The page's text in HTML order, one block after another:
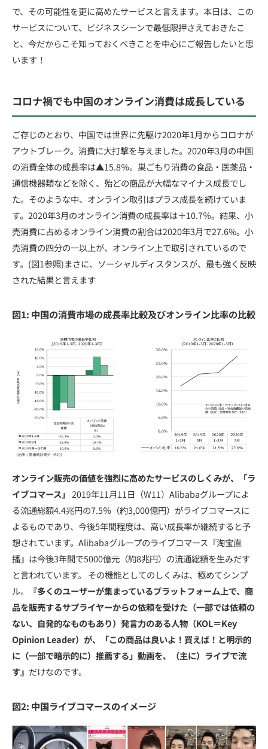
で、その可能性を更に高めたサービスと言えます。本日は、この
サービスについて、ビジネスシーンで最低限押さえておきたこ
と、今だからこそ知っておくべきことを中心にご報告したいと思
います！
コロナ禍でも中国のオンライン消費は成長している
ご存じのとおり、中国では世界に先駆け2020年1月からコロナが
アウトブレーク。消費に大打撃を与えました。2020年3月の中国
の消費全体の成長率は▲15.8％。巣ごもり消費の食品・医薬品・
通信機器類などを除く、殆どの商品が大幅なマイナス成長でし
た。そのような中、オンライン取引はプラス成長を続けていま
す。2020年3月のオンライン消費の成長率は＋10.7％。結果、小
売消費に占めるオンライン消費の割合は2020年3月で27.6%。小
売消費の四分の一以上が、オンライン上で取引されているので
す。(図1参照)まさに、ソーシャルディスタンスが、最も強く反映
された結果と言えます
図1: 中国の消費市場の成長率比較及びオンライン比率の比較
オンライン販売の価値を強烈に高めたサービスのしくみが、「ラ
イブコマース」 2019年11月11日（W11）Alibabaグループによ
る流通総額4.4兆円の7.5％（約3,000億円）がライブコマースに
よるものであり、今後5年間程度は、高い成長率が継続すると予
想されています。Alibabaグループのライブコマース『淘宝直
播』は今後3年間で5000億元（約8兆円）の流通総額を生みだす
と言われています。 その機能としてのしくみは、極めてシンプ
ル。
『多くのユーザーが集まっているプラットフォーム上で、商
品を販売するサプライヤーからの依頼を受けた（一部では依頼の
ない、自発的なものもあり）発言力のある人物（KOL＝Key
Opinion Leader）が、「この商品は良いよ！買えば！と明示的
に（一部で暗示的に）推薦する」動画を、（主に）ライブで流
す』 だけなのです。
図2: 中国ライブコマースのイメージ